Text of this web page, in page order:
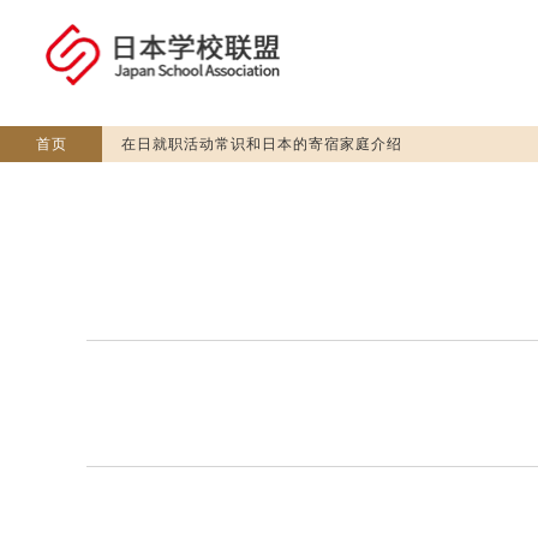
首页 在日就职活动常识和日本的寄宿家庭介绍